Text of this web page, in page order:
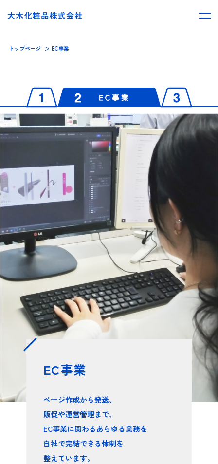
トップページ EC事業
EC事業
ページ作成から発送、
販促や運営管理まで、
EC事業に関わるあらゆる業務を
自社で完結できる体制を
整えています。